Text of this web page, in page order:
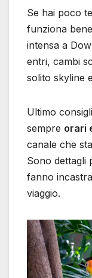
Se hai poco
funziona
intensa a
entri, cambi
solito skyline
Ultimo
sempre orari
canale che
Sono dettagli
fanno
viaggio.